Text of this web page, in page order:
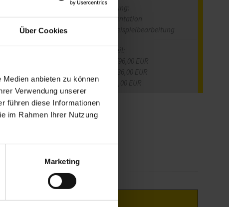
Über Cookies
anbieten zu können
Verwendung unserer
führen diese Informationen
im Rahmen Ihrer Nutzung
Marketing
Existenzgründung:
– vor Ort: Präsentation
– digital: Fallbeispielbearbeitung
Listenpreis: 1.796,00 EUR
Paketpreis: 1.436,00 EUR
Sie sparen: 360,00 EUR